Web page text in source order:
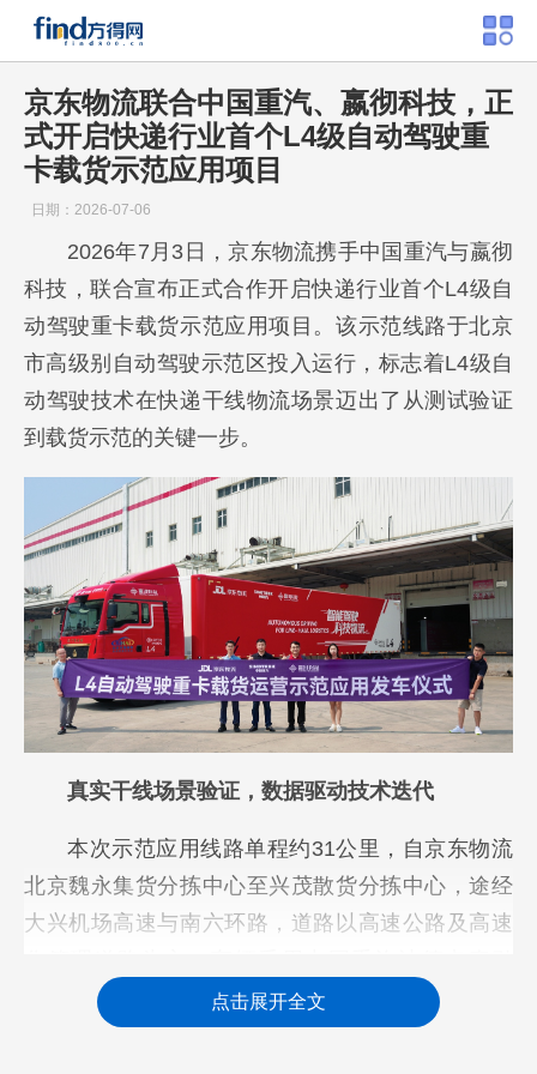
京东物流联合中国重汽、嬴彻科技，正
式开启快递行业首个L4级自动驾驶重
卡载货示范应用项目
日期：2026-07-06
2026年7月3日，京东物流携手中国重汽与嬴彻
科技，联合宣布正式合作开启快递行业首个L4级自
动驾驶重卡载货示范应用项目。该示范线路于北京
市高级别自动驾驶示范区投入运行，标志着L4级自
动驾驶技术在快递干线物流场景迈出了从测试验证
到载货示范的关键一步。
真实干线场景验证，数据驱动技术迭代
本次示范应用线路单程约31公里，自京东物流
北京魏永集货分拣中心至兴茂散货分拣中心，途经
大兴机场高速与南六环路，道路以高速公路及高速
车，搭载嬴彻科技全栈自研L4级自动驾驶系统，示
范应用阶段主驾配备安全员，车挂总重43吨，达到
点击展开全文